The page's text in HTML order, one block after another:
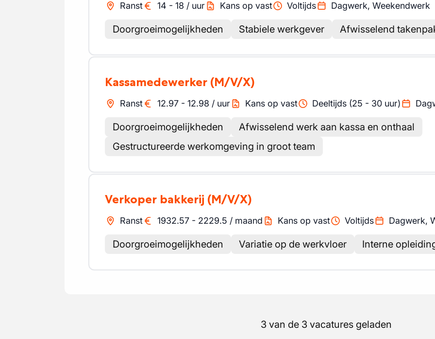
Ranst 14 - 18 / uur Kans op vast Voltijds Dagwerk, Weekendwerk
Doorgroeimogelijkheden Stabiele werkgever Afwisselend
Kassamedewerker (M/V/X)
Ranst 12.97 - 12.98 / uur Kans op vast Deeltijds (25 - 30 uur)
Doorgroeimogelijkheden
Afwisselend werk aan kassa en onthaal
Gestructureerde werkomgeving in groot team
Verkoper bakkerij (M/V/X)
Ranst 1932.57 - 2229.5 / maand Kans op vast Voltijds Dagwerk,
Doorgroeimogelijkheden Variatie op de werkvloer Interne
3 van de 3 vacatures geladen